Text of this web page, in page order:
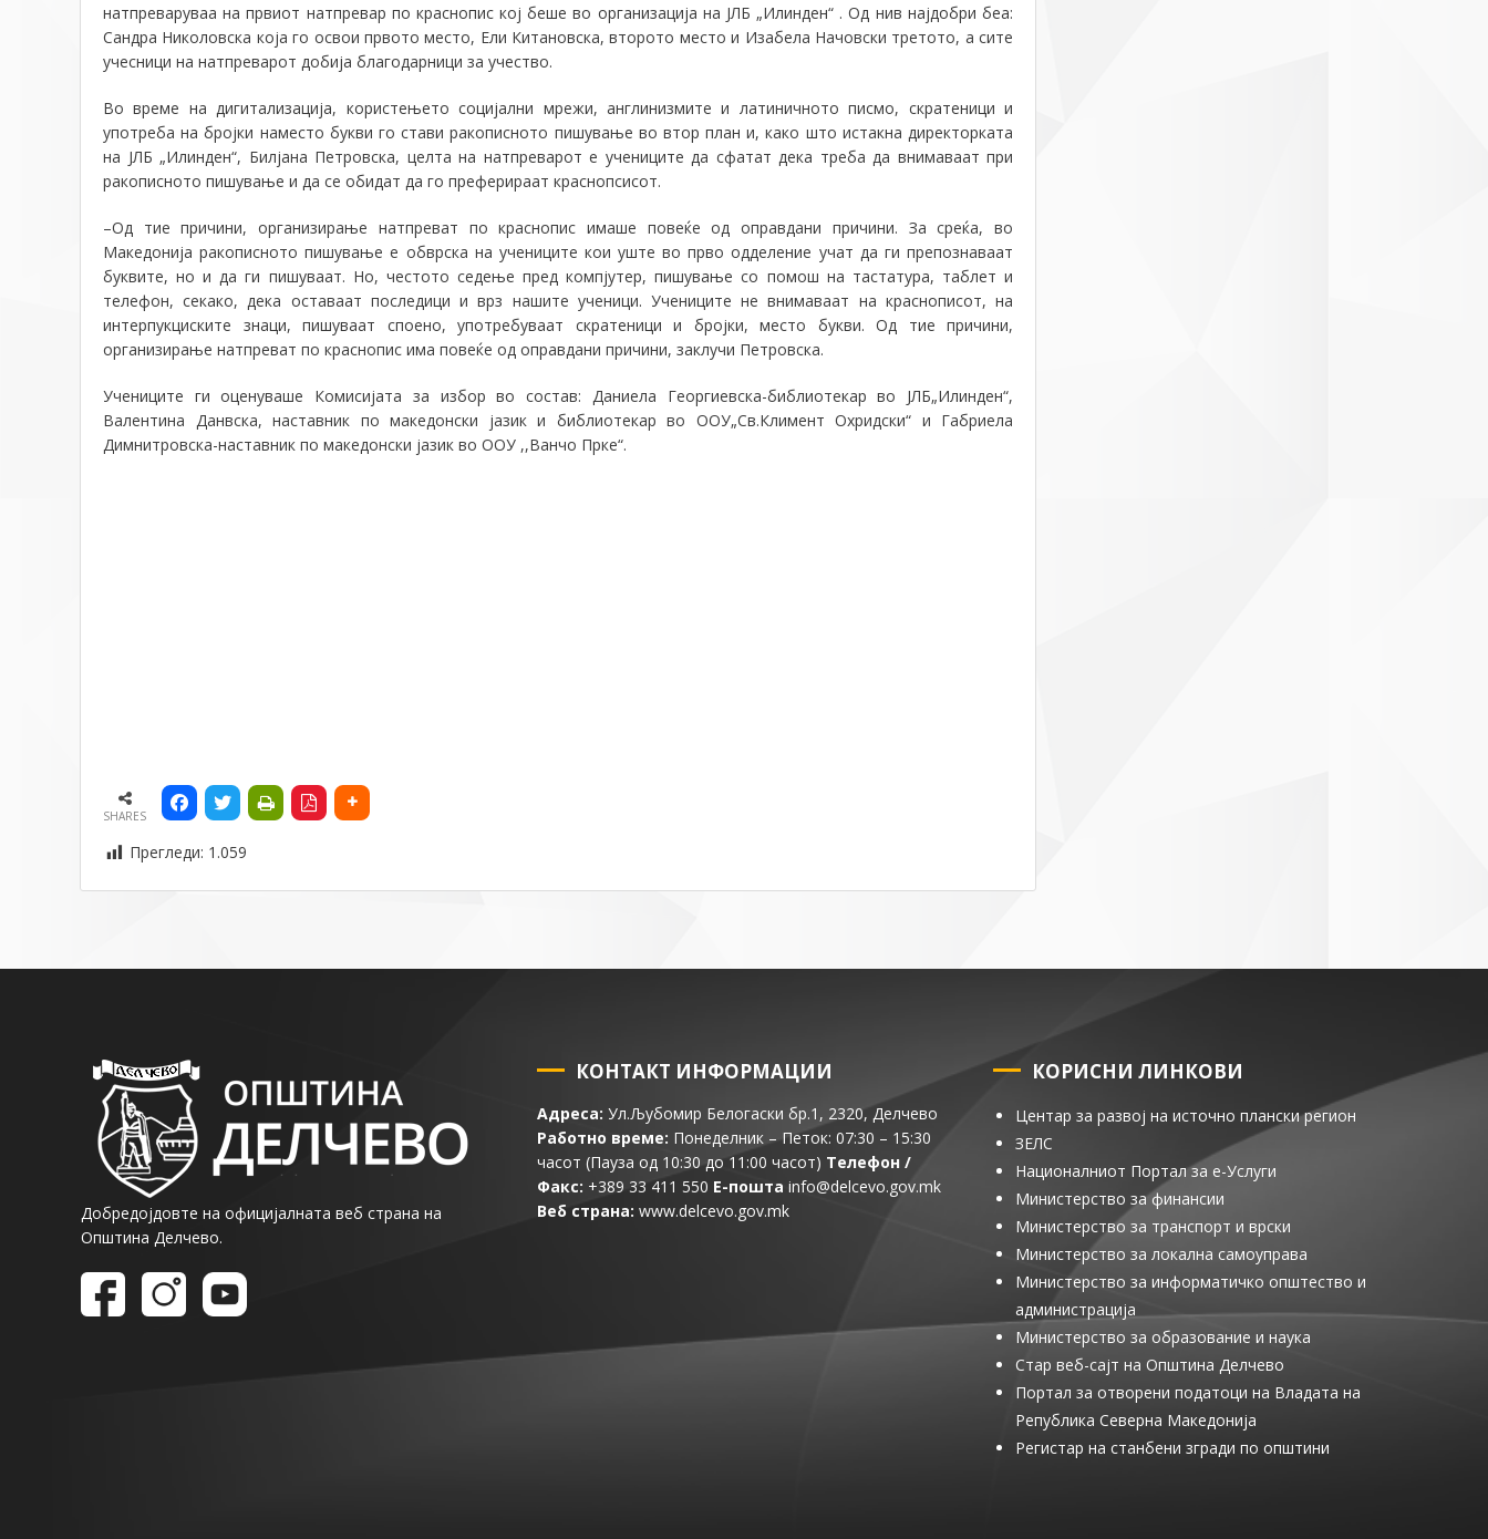
натпреваруваа на првиот натпревар по краснопис кој беше во организација на ЈЛБ „Илинден“ . Од нив најдобри беа:
Сандра Николовска која го освои првото место, Ели Китановска, второто место и Изабела Начовски третото, а сите
учесници на натпреварот добија благодарници за учество.
Во време на дигитализација, користењето социјални мрежи, англинизмите и латиничното писмо, скратеници и
употреба на бројки наместо букви го стави ракописното пишување во втор план и, како што истакна директорката
на ЈЛБ „Илинден“, Билјана Петровска, целта на натпреварот е учениците да сфатат дека треба да внимаваат при
ракописното пишување и да се обидат да го преферираат краснопсисот.
–Од тие причини, организирање натпреват по краснопис имаше повеќе од оправдани причини. За среќа, во
Македонија ракописното пишување е обврска на учениците кои уште во прво одделение учат да ги препознаваат
буквите, но и да ги пишуваат. Но, честото седење пред компјутер, пишување со помош на тастатура, таблет и
телефон, секако, дека оставаат последици и врз нашите ученици. Учениците не внимаваат на краснописот, на
интерпукциските знаци, пишуваат споено, употребуваат скратеници и бројки, место букви. Од тие причини,
организирање натпреват по краснопис има повеќе од оправдани причини, заклучи Петровска.
Учениците ги оценуваше Комисијата за избор во состав: Даниела Георгиевска-библиотекар во ЈЛБ„Илинден“,
Валентина Данвска, наставник по македонски јазик и библиотекар во ООУ„Св.Климент Охридски“ и Габриела
Димнитровска-наставник по македонски јазик во ООУ ,,Ванчо Прке“.
SHARES
Прегледи: 1.059
Добредојдовте на официјалната веб страна на
Општина Делчево.
КОНТАКТ ИНФОРМАЦИИ
Адреса: Ул.Љубомир Белогаски бр.1, 2320, Делчево
Работно време: Понеделник – Петок: 07:30 – 15:30
часот (Пауза од 10:30 до 11:00 часот) Телефон /
Факс: +389 33 411 550 Е-пошта info@delcevo.gov.mk
Веб страна: www.delcevo.gov.mk
КОРИСНИ ЛИНКОВИ
Центар за развој на источно плански регион
ЗЕЛС
Националниот Портал за е-Услуги
Министерство за финансии
Министерство за транспорт и врски
Министерство за локална самоуправа
Министерство за информатичко општество и
администрација
Министерство за образование и наука
Стар веб-сајт на Општина Делчево
Портал за отворени податоци на Владата на
Република Северна Македонија
Регистар на станбени згради по општини